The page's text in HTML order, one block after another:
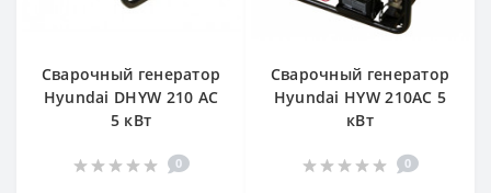
Сварочный генератор
Hyundai DHYW 210 AC
5 кВт
0
Сварочный генератор
Hyundai HYW 210AC 5
кВт
0